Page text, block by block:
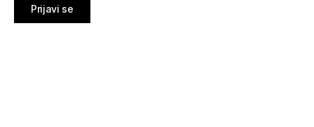
Prijavi se